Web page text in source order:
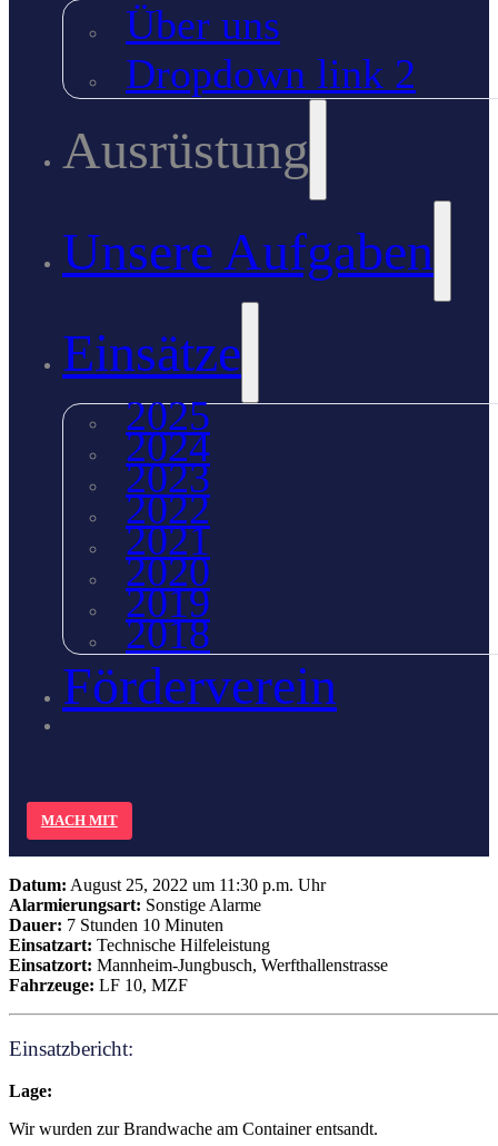
Über uns
Dropdown link 2
Ausrüstung
Unsere Aufgaben
Einsätze
2025
2024
2023
2022
2021
2020
2019
2018
Förderverein
MACH MIT
Datum: August 25, 2022 um 11:30 p.m. Uhr
Alarmierungsart: Sonstige Alarme
Dauer: 7 Stunden 10 Minuten
Einsatzart: Technische Hilfeleistung
Einsatzort: Mannheim-Jungbusch, Werfthallenstrasse
Fahrzeuge: LF 10, MZF
Einsatzbericht:
Lage:
Wir wurden zur Brandwache am Container entsandt.